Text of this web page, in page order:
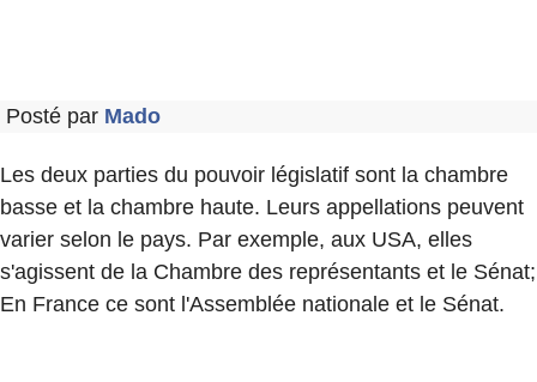
Posté par Mado
Les deux parties du pouvoir législatif sont la chambre
basse et la chambre haute. Leurs appellations peuvent
varier selon le pays. Par exemple, aux USA, elles
s'agissent de la Chambre des représentants et le Sénat;
En France ce sont l'Assemblée nationale et le Sénat.